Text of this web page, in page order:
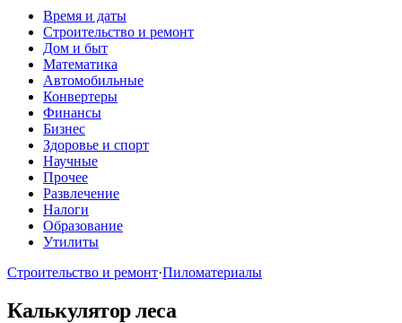
Время и даты
Строительство и ремонт
Дом и быт
Математика
Автомобильные
Конвертеры
Финансы
Бизнес
Здоровье и спорт
Научные
Прочее
Развлечение
Налоги
Образование
Утилиты
Строительство и ремонт·Пиломатериалы
Калькулятор леса